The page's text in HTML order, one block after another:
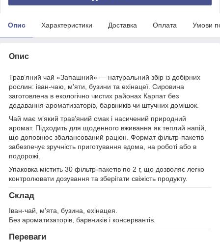
Опис Характеристики Доставка Оплата Умови
Опис
Трав’яний чай «Запашний» — натуральний збір із добірних
рослин: іван-чаю, м’яти, бузини та ехінацеї. Сировина
заготовлена в екологічно чистих районах Карпат без
додавання ароматизаторів, барвників чи штучних домішок.
Чай має м’який трав’яний смак і насичений природний
аромат. Підходить для щоденного вживання як теплий напій,
що доповнює збалансований раціон. Формат фільтр-пакетів
забезпечує зручність приготування вдома, на роботі або в
подорожі.
Упаковка містить 30 фільтр-пакетів по 2 г, що дозволяє легко
контролювати дозування та зберігати свіжість продукту.
Склад
Іван-чай, м’ята, бузина, ехінацея.
Без ароматизаторів, барвників і консервантів.
Переваги